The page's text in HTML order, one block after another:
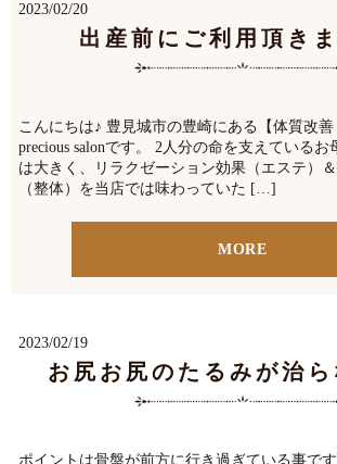
2023/02/20
出産前にご利用頂き
こんにちは♪ 豊見城市の豊崎にある【体質改善
precious salonです。 2人分の命を支えているお
は大きく、リラクゼーション効果（エステ）
（整体）を当店では味わっていた […]
MORE
2023/02/19
お尻お尻のたるみが治ら
ポイントは骨盤が前方に行き過ぎている事で